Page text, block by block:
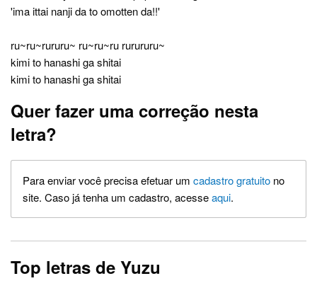
'ima ittai nanji da to omotten da!!'
ru~ru~rururu~ ru~ru~ru rurururu~
kimi to hanashi ga shitai
kimi to hanashi ga shitai
Quer fazer uma correção nesta
letra?
Para enviar você precisa efetuar um cadastro gratuito no
site. Caso já tenha um cadastro, acesseaqui.
Top letras de Yuzu